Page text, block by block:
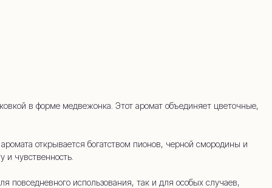
34
в форме медвежонка. Этот аромат объединяет цветочные,
открывается богатством пионов, черной смородины и
чувственность.
повседневного использования, так и для особых случаев,